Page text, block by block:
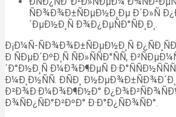
ÑÐ¾Ð¾Ð±ÑÐµÐ½Ð¸Ðµ Ð´Ð»Ñ
´ÐµÐ½Ð¸Ñ Ð¾Ð¿ÐµÑÐ°ÑÐ¸Ð¸.
Ð¡Ð¼Ñ-ÑÐ¾Ð¾Ð±ÑÐµÐ½Ð¸Ñ
Ð ÑÐµÐ´ÐºÐ¸Ñ ÑÐ»ÑÑÐ°ÑÑ,
´Ð°Ð½Ð¸Ñ Ð¼Ð¾Ð¶ÐµÑ
Ð¼Ð¸Ð½ÑÑ. ÐÑÐ¸
Ð²Ð¾Ð·Ð¼Ð¾Ð¶Ð½Ð°
Ð¾ÑÐ¿ÑÐ°Ð²ÐºÐ° Ð·Ð°Ð¿ÑÐ¾ÑÐ°.